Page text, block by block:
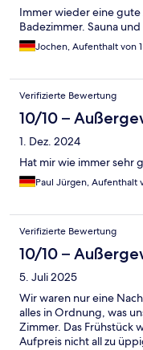
Immer wieder eine
Badezimmer. Sauna
Jochen, Aufenthalt von
Verifizierte Bewertung
10/10 –
1. Dez. 2024
Hat mir wie immer sehr
Paul Jürgen, Aufenthalt
Verifizierte Bewertung
10/10 –
5. Juli 2025
Wir waren nur eine
alles in Ordnung, was
Zimmer. Das Frühstück
Aufpreis nicht all zu